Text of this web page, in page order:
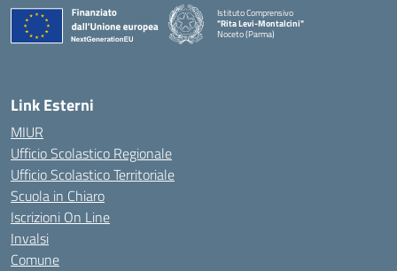
Istituto Comprensivo
"Rita Levi-Montalcini"
Noceto (Parma)
Link Esterni
MIUR
Ufficio Scolastico Regionale
Ufficio Scolastico Territoriale
Scuola in Chiaro
Iscrizioni On Line
Invalsi
Comune